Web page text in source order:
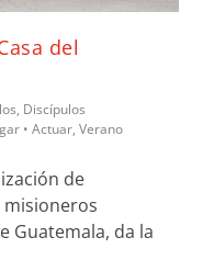
del
, Discípulos
• Actuar,Verano
de
Guatemala, da la